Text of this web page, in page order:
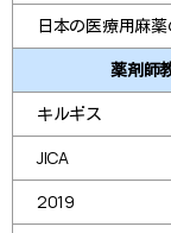
日本の医療用麻
薬剤師
キルギス
JICA
2019